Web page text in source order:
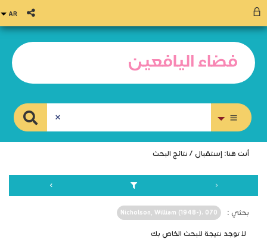
أنت هنا: إستقبال / نتائج البحث
بحثي : Nicholson, William (1948-). 070
لا توجد نتيجة للبحث الخاص بك